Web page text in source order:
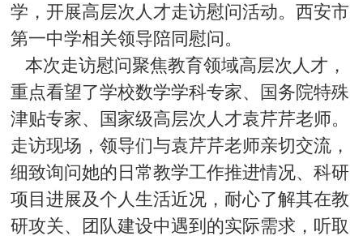
学，开展高层次人才走访慰问活动。西安市
第一中学相关领导陪同慰问。
本次走访慰问聚焦教育领域高层次人才，
重点看望了学校数学学科专家、
国务院特殊
津贴专家、国家级高层次人才袁芹芹老师。
走访现场，领导们与袁芹芹老师亲切交流，
细致询问她的日常教学工作推进情况、科研
项目进展及个人生活近况，耐心了解其在教
研攻关、团队建设中遇到的实际需求， 听取